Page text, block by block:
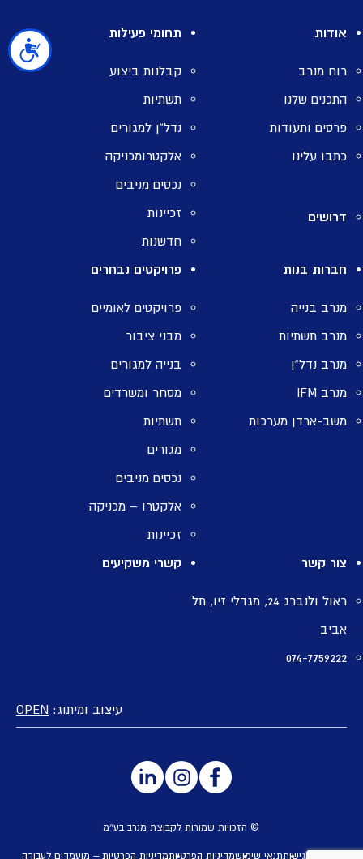
נגישות
אודות
רוח מנרב
התכנים שלנו
פרסים ותעודות
כתבו עלינו
דרושים
תחומי פעילות
קבלנות ביצוע
תשתיות
נדל”ן למגורים
אלקטרומכניקה
נכסים מניבים
זכיינות
חדשנות
חברות בנות
מנרב בנייה
מנרב תשתיות
מנרב נדל”ן
מנרב IFM
משב-ארדן מערכות
פרויקטים נבחרים
פרויקטים לאומיים
מבני ציבור
בנייה למגורים
מסחר ומשרדים
תשתיות
מגורים
נכסים מניבים
אלקטרו – מכניקה
זכיינות
צור קשר
ראול ולנברג 24, מגדלי זיו, תל
אביב
074-7759222
קשרי משקיעים
עיצוב ומיתוג: OPEN
© הזכויות שמורות לקבוצת מנרב בע״מ
הצהרת נגישותתנאי שימושמדיניות הפרטיותמדיניות הפרטיות – מועמדים לעבודה